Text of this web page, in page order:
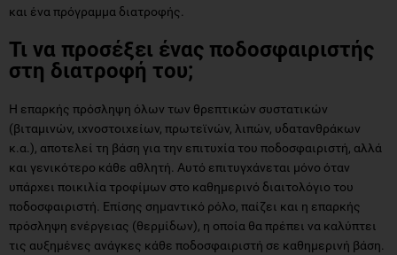
και ένα πρόγραμμα διατροφής.
Τι να προσέξει ένας ποδοσφαιριστής
στη διατροφή του;
Η επαρκής πρόσληψη όλων των θρεπτικών συστατικών
(βιταμινών, ιχνοστοιχείων, πρωτεϊνών, λιπών, υδατανθράκων
κ.α.), αποτελεί τη βάση για την επιτυχία του ποδοσφαιριστή, αλλά
και γενικότερο κάθε αθλητή. Αυτό επιτυγχάνεται μόνο όταν
υπάρχει ποικιλία τροφίμων στο καθημερινό διαιτολόγιο του
ποδοσφαιριστή. Επίσης σημαντικό ρόλο, παίζει και η επαρκής
πρόσληψη ενέργειας (θερμίδων), η οποία θα πρέπει να καλύπτει
τις αυξημένες ανάγκες κάθε ποδοσφαιριστή σε καθημερινή βάση.